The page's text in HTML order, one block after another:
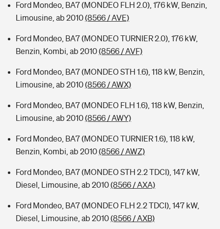
Ford Mondeo, BA7 (MONDEO FLH 2.0), 176 kW, Benzin,
Limousine, ab 2010(8566 / AVE)
Ford Mondeo, BA7 (MONDEO TURNIER 2.0), 176 kW,
Benzin, Kombi, ab 2010(8566 / AVF)
Ford Mondeo, BA7 (MONDEO STH 1.6), 118 kW, Benzin,
Limousine, ab 2010(8566 / AWX)
Ford Mondeo, BA7 (MONDEO FLH 1.6), 118 kW, Benzin,
Limousine, ab 2010(8566 / AWY)
Ford Mondeo, BA7 (MONDEO TURNIER 1.6), 118 kW,
Benzin, Kombi, ab 2010(8566 / AWZ)
Ford Mondeo, BA7 (MONDEO STH 2.2 TDCI), 147 kW,
Diesel, Limousine, ab 2010(8566 / AXA)
Ford Mondeo, BA7 (MONDEO FLH 2.2 TDCI), 147 kW,
Diesel, Limousine, ab 2010(8566 / AXB)